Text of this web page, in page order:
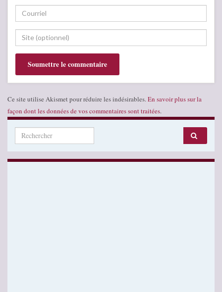
Ce site utilise Akismet pour réduire les indésirables. En savoir plus sur la
façon dont les données de vos commentaires sont traitées.
Search for: